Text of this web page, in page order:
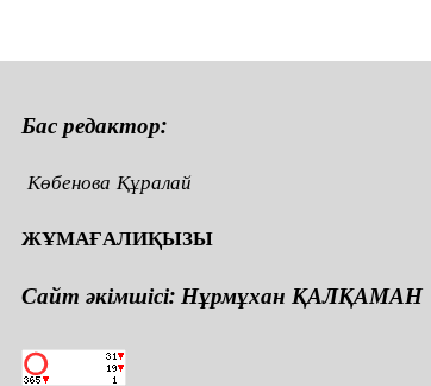
Бас редактор:
Көбенова Құралай
ЖҰМАҒАЛИҚЫЗЫ
Сайт әкімшісі: Нұрмұхан ҚАЛҚАМАН